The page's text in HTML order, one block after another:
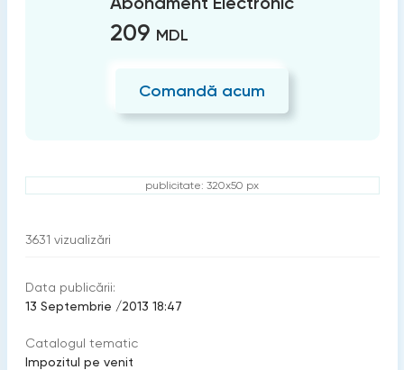
209 MDL
Comandă acum
publicitate: 320x50 px
3631 vizualizări
Data publicării:
13 Septembrie /2013 18:47
Catalogul tematic
Impozitul pe venit